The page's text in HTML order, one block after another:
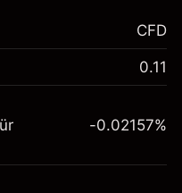
das CFD-
CFD
0.11
-0.02157%